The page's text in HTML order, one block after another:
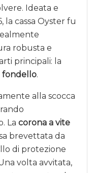
Ideata e
la cassa Oyster fu
robusta e
principali: la
fondello.
alla scocca
La corona a vite
brevettata da
di protezione
volta avvitata,